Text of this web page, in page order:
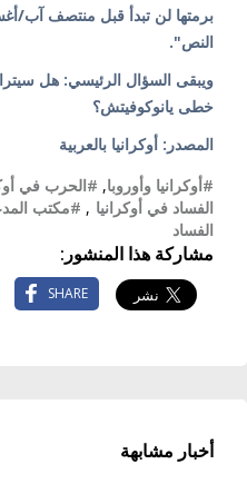
برمتها لن تبدأ قبل منتصف آب/
النص".
ويبقى السؤال الرئيسي: هل
خطى يانوكوفيتش؟
المصدر: أوكرانيا بالعربية
#أوكرانيا وأوروبا, #الحرب في
الفساد في أوكرانيا , #مكتب
الفساد
مشاركة هذا المنشور:
SHARE
أخبار مشابهة